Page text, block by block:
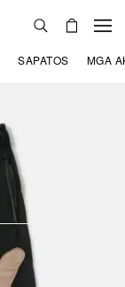
SAPATOS MGA